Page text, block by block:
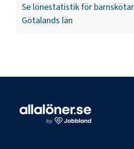
Se lönestatistik för
Götalands län